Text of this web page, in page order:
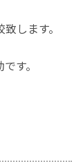
します。
す。